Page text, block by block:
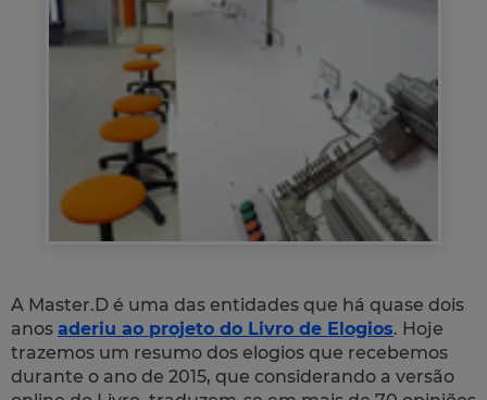
A Master.D é uma das entidades que há quase dois
anos aderiu ao projeto do Livro de Elogios. Hoje
trazemos um resumo dos elogios que recebemos
durante o ano de 2015, que considerando a versão